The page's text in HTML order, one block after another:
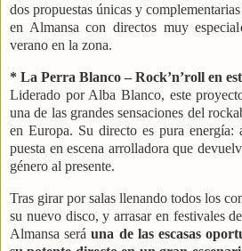
dos propuestas únicas y
en Almansa con directos muy
verano en la zona.
* La Perra Blanco – Rock’n’roll en
Liderado por Alba Blanco, este
una de las grandes sensaciones del
en Europa. Su directo es pura energía:
puesta en escena arrolladora que
género al presente.
Tras girar por salas llenando todos los
su nuevo disco, y arrasar en festivales
Almansa seráuna de las escasas